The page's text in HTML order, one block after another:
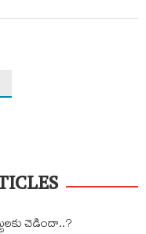
చెడిందా..?